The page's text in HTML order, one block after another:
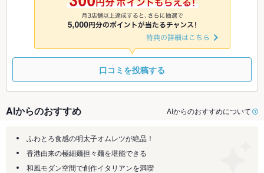
休 ◎ ◎ ◎
口コミを投稿する
AIからのおすすめ AIからのおすすめについて
ふわとろ食感の明太子オムレツが絶品！
香港由来の極細麺担々麺を堪能できる
和風モダン空間で創作イタリアンを満喫